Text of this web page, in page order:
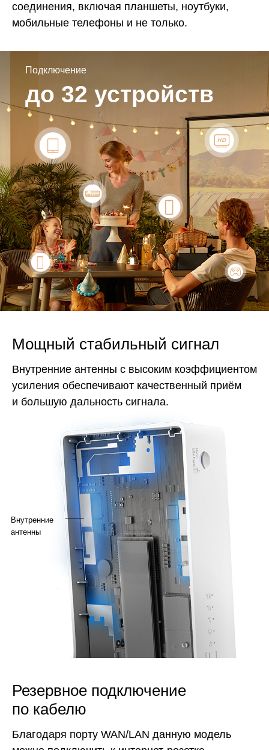
соединения, включая планшеты, ноутбуки,
мобильные телефоны и не только.
Подключение
до 32 устройств
Мощный стабильный сигнал
Внутренние антенны с высоким коэффициентом
усиления обеспечивают качественный приём
и большую дальность сигнала.
Внутренние
антенны
Резервное подключение
по кабелю
Благодаря порту WAN/LAN данную модель